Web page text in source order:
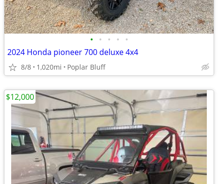
• • • • •
2024 Honda pioneer 700 deluxe 4x4
8/8 1,020mi Poplar Bluff
$12,000